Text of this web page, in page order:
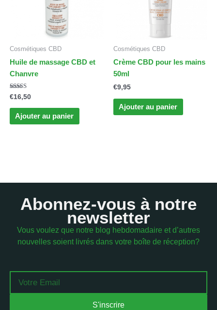
Cosmétiques CBD
Huile de massage CBD et
Chanvre
Note
4.00
sur 5
€16,50
Ajouter au panier
Cosmétiques CBD
Crème CBD pour les mains
50ml
€9,95
Ajouter au panier
Abonnez-vous à notre
newsletter
Vous voulez que notre blog hebdomadaire et d’autres
nouvelles soient livrés dans votre boîte de réception?
S'inscrire